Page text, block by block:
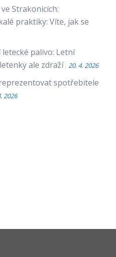
Strakonicích:
praktiky: Víte, jak se
letecké palivo: Letní
ale zdraží 20. 4. 2026
spotřebitele
2026